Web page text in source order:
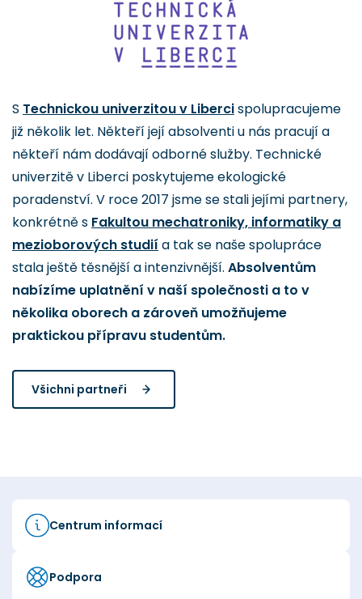
S Technickou univerzitou v Libercispolupracujeme
již několik let. Někteří její absolventi u nás pracují a
někteří nám dodávají odborné služby. Technické
univerzitě v Liberci poskytujeme ekologické
poradenství. V roce 2017 jsme se stali jejími partnery,
konkrétně s Fakultou mechatroniky, informatiky a
mezioborových studií a tak se naše spolupráce
stala ještě těsnější a intenzivnější. Absolventům
nabízíme uplatnění v naší společnosti a to v
několika oborech a zároveň umožňujeme
praktickou přípravu studentům.
Všichni partneři
Centrum informací
Podpora